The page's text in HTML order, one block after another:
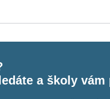
a školy vám